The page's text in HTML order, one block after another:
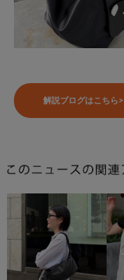
解説ブログはこちら>